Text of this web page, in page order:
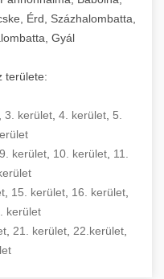
Érd, Százhalombatta,
Gyál
területe:
3. kerület 4. kerület 5.
9. kerület, 10. kerület, 11.
15. kerület 16. kerület
kerület
21. kerület 22.kerület